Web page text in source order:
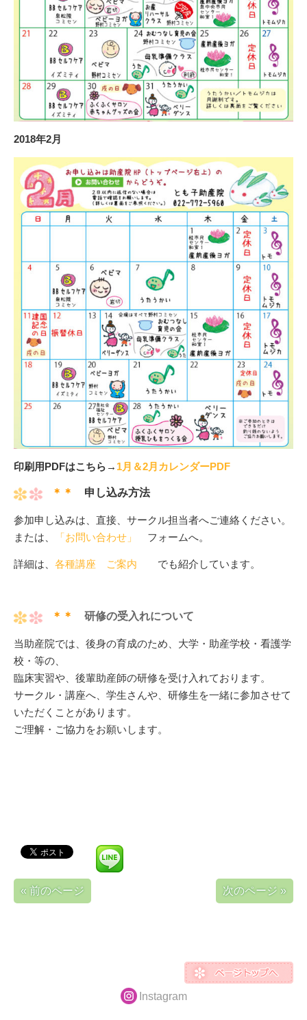
2018年2月
印刷用PDFはこちら→ 1月＆2月カレンダーPDF
＊＊ 申し込み方法
参加申し込みは、直接、サークル担当者へご連絡ください。
または、
「お問い合わせ」 フォームへ。
詳細は、 各種講座 ご案内 でも紹介しています。
＊＊ 研修の受入れについて
当助産院では、後身の育成のため、大学・助産学校・看護学
校・等の、
臨床実習や、後輩助産師の研修を受け入れております。
サークル・講座へ、学生さんや、研修生を一緒に参加させて
いただくことがあります。
ご理解・ご協力をお願いします。
« 前のページ 次のページ »
Instagram